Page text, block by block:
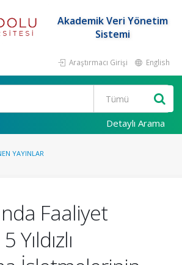
Akademik Veri Yönetim
Sistemi
Araştırmacı Girişi English
Detaylı Arama
YAYINLAR
Faaliyet
Yıldızlı